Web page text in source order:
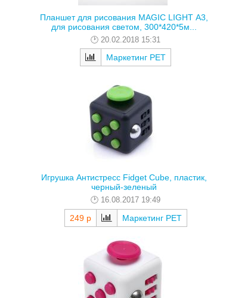
Планшет для рисования MAGIC LIGHT А3,
для рисования светом, 300*420*5м...
20.02.2018 15:31
Маркетинг РЕТ
Игрушка Антистресс Fidget Cube, пластик,
черный-зеленый
16.08.2017 19:49
249 р Маркетинг РЕТ